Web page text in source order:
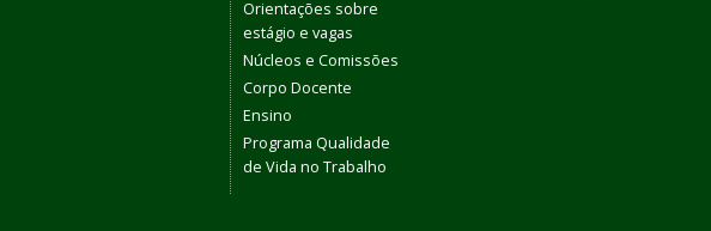
Orientações sobre
estágio e vagas
Núcleos e Comissões
Corpo Docente
Ensino
Programa Qualidade
de Vida no Trabalho